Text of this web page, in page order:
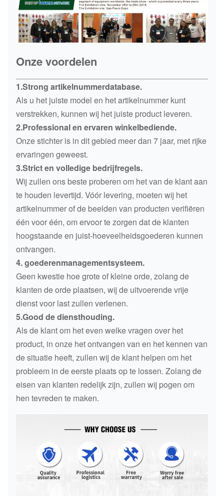
Onze voordelen
1.Strong artikelnummerdatabase.
Als u het juiste model en het artikelnummer kunt
verstrekken, kunnen wij het juiste product leveren.
2.Professional en ervaren winkelbediende.
Onze stichter is in dit gebied meer dan 7 jaar, met rijke
ervaringen geweest.
3.Strict en volledige bedrijfregels.
Wij zullen ons beste proberen om het van de klant aan
te houden levertijd. Vóór levering, moeten wij het
artikelnummer of de beelden van producten verifiëren
één voor één, om ervoor te zorgen dat de klanten
hoogstaande en juist-hoeveelheidsgoederen kunnen
ontvangen.
4. goederenmanagementsysteem.
Geen kwestie hoe grote of kleine orde, zolang de
klanten de orde plaatsen, wij de uitvoerende vrije
dienst voor last zullen verlenen.
5.Good de diensthouding.
Als de klant om het even welke vragen over het
product, in onze het ontvangen van en het kennen van
de situatie heeft, zullen wij de klant helpen om het
probleem in de eerste plaats op te lossen. Zolang de
eisen van klanten redelijk zijn, zullen wij pogen om
hen tevreden te maken.